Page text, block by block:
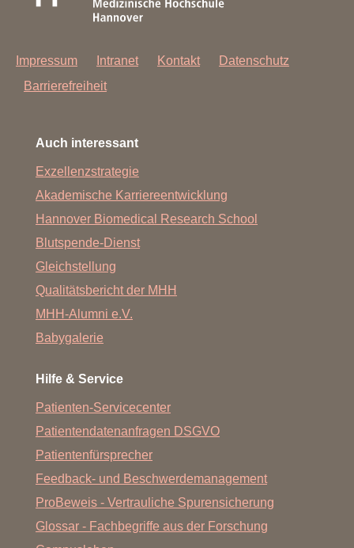
Impressum Intranet Kontakt
Datenschutz
Barrierefreiheit
Auch interessant
Exzellenzstrategie
Akademische Karriereentwicklung
Hannover Biomedical Research School
Blutspende-Dienst
Gleichstellung
Qualitätsbericht der MHH
MHH-Alumni e.V.
Babygalerie
Hilfe & Service
Patienten-Servicecenter
Patientendatenanfragen DSGVO
Patientenfürsprecher
Feedback- und Beschwerdemanagement
ProBeweis - Vertrauliche Spurensicherung
Glossar - Fachbegriffe aus der Forschung